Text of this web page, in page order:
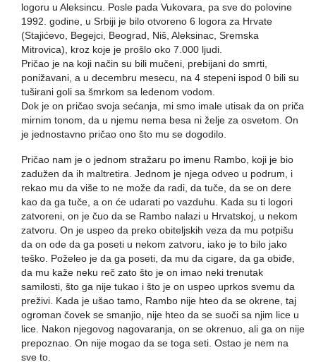
logoru u Aleksincu. Posle pada Vukovara, pa sve do polovine
1992. godine, u Srbiji je bilo otvoreno 6 logora za Hrvate
(Stajićevo, Begejci, Beograd, Niš, Aleksinac, Sremska
Mitrovica), kroz koje je prošlo oko 7.000 ljudi.
Pričao je na koji način su bili mučeni, prebijani do smrti,
ponižavani, a u decembru mesecu, na 4 stepeni ispod 0 bili su
tuširani goli sa šmrkom sa ledenom vodom.
Dok je on pričao svoja sećanja, mi smo imale utisak da on priča
mirnim tonom, da u njemu nema besa ni želje za osvetom. On
je jednostavno pričao ono što mu se dogodilo.
Pričao nam je o jednom stražaru po imenu Rambo, koji je bio
zadužen da ih maltretira. Jednom je njega odveo u podrum, i
rekao mu da više to ne može da radi, da tuče, da se on dere
kao da ga tuče, a on će udarati po vazduhu. Kada su ti logori
zatvoreni, on je čuo da se Rambo nalazi u Hrvatskoj, u nekom
zatvoru. On je uspeo da preko obiteljskih veza da mu potpišu
da on ode da ga poseti u nekom zatvoru, iako je to bilo jako
teško. Poželeo je da ga poseti, da mu da cigare, da ga obiđe,
da mu kaže neku reč zato što je on imao neki trenutak
samilosti, što ga nije tukao i što je on uspeo uprkos svemu da
preživi. Kada je ušao tamo, Rambo nije hteo da se okrene, taj
ogroman čovek se smanjio, nije hteo da se suoči sa njim lice u
lice. Nakon njegovog nagovaranja, on se okrenuo, ali ga on nije
prepoznao. On nije mogao da se toga seti. Ostao je nem na
sve to.